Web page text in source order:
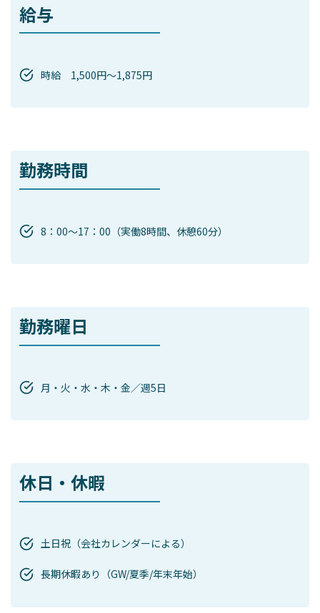
給与
時給 1,500円～1,875円
勤務時間
8：00～17：00（実働8時間、休憩60分）
勤務曜日
月・火・水・木・金／週5日
休日・休暇
土日祝（会社カレンダーによる）
長期休暇あり（GW/夏季/年末年始）